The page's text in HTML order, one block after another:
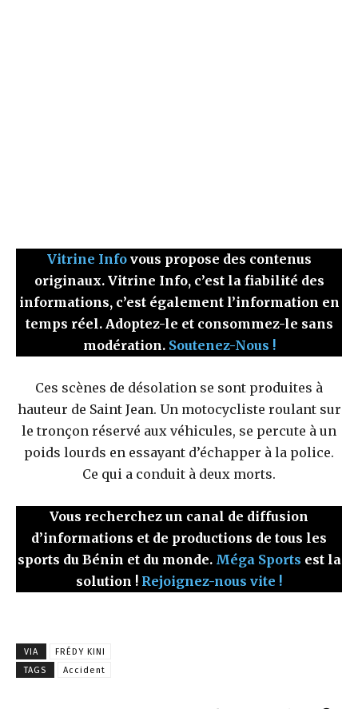
Vitrine Infovous propose des contenus
originaux. Vitrine Info, c’est la fiabilité des
informations, c’est également l’information en
temps réel. Adoptez-le et consommez-le sans
modération. Soutenez-Nous !
Ces scènes de désolation se sont produites à
hauteur de Saint Jean. Un motocycliste roulant sur
le tronçon réservé aux véhicules, se percute à un
poids lourds en essayant d’échapper à la police.
Ce qui a conduit à deux morts.
Vous recherchez un canal de diffusion
d’informations et de productions de tous les
sports du Bénin et du monde. Méga Sports est la
solution ! Rejoignez-nous vite !
VIA
FRÉDY KINI
TAGS
Accident